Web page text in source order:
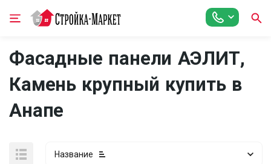
Фасадные панели АЭЛИТ,
Камень крупный купить в
Анапе
Название